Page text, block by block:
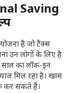
Saving
योजना है जो टैक्स
उन लोगों के लिए है
साल का लॉक-इन
मिल रहा है। खास
कर सकते हैं।